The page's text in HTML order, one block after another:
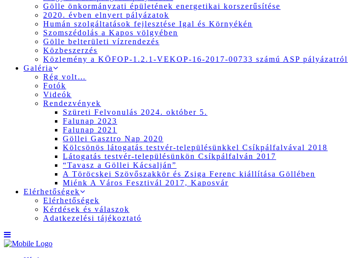
Gölle önkormányzati épületének energetikai korszerűsítése
2020. évben elnyert pályázatok
Humán szolgáltatások fejlesztése Igal és Környékén
Szomszédolás a Kapos völgyében
Gölle belterületi vízrendezés
Közbeszerzés
Közlemény a KÖFOP-1.2.1-VEKOP-16-2017-00733 számú ASP pályázatról
Galéria
Rég volt…
Fotók
Videók
Rendezvények
Szüreti Felvonulás 2024. október 5.
Falunap 2023
Falunap 2021
Göllei Gasztro Nap 2020
Kölcsönös látogatás testvér-településünkkel Csíkpálfalvával 2018
Látogatás testvér-településünkön Csíkpálfalván 2017
“Tavasz a Göllei Kácsalján”
A Töröcskei Szövőszakkör és Zsiga Ferenc kiállítása Göllében
Miénk A Város Fesztivál 2017, Kaposvár
Elérhetőségek
Elérhetőségek
Kérdések és válaszok
Adatkezelési tájékoztató